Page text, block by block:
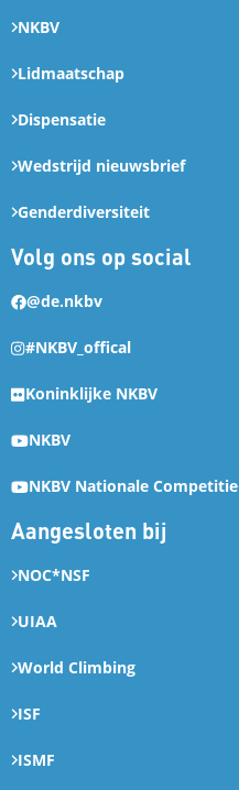
NKBV
Lidmaatschap
Dispensatie
Wedstrijd nieuwsbrief
Genderdiversiteit
Volg ons op social
@de.nkbv
#NKBV_offical
Koninklijke NKBV
NKBV
NKBV Nationale Competitie
Aangesloten bij
NOC*NSF
UIAA
World Climbing
ISF
ISMF